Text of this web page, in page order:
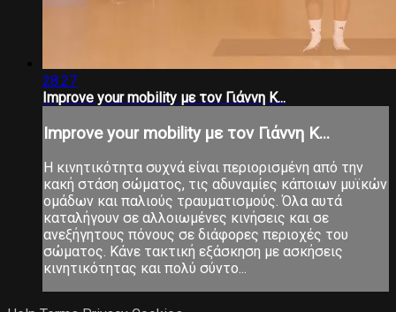
28:27
Improve your mobility με τον Γιάννη Κ...
Improve your mobility με τον Γιάννη Κ...
Η κινητικότητα συχνά είναι περιορισμένη από την
κακή στάση σώματος, τις αδυναμίες κάποιων μυϊκών
ομάδων και παλιούς τραυματισμούς. Όλα αυτά
καταλήγουν σε αλλοιωμένες κινήσεις και σε
ανεξήγητους πόνους σε διάφορες περιοχές του
σώματος. Κάνε τακτική εξάσκηση με ασκήσεις
κινητικότητας και πολύ σύντο...